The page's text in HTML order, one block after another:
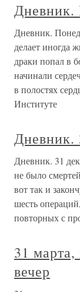
Дневник.
Дневник.
делает иногда
драки попал в
начинали
в полостях
Институте
Дневник.
Дневник. 31
не было
вот так и
шесть
повторных с
31
вечер